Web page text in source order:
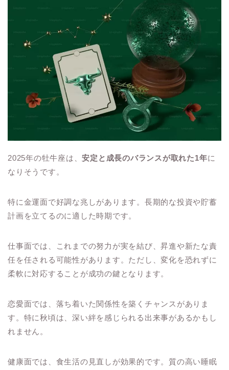
2025年の牡牛座は、安定と成長のバランスが取れた1年に
なりそうです。
特に金運面で好調な兆しがあります。長期的な投資や貯蓄
計画を立てるのに適した時期です。
仕事面では、これまでの努力が実を結び、昇進や新たな責
任を任される可能性があります。ただし、変化を恐れずに
柔軟に対応することが成功の鍵となります。
恋愛面では、落ち着いた関係性を築くチャンスがありま
す。特に秋頃は、深い絆を感じられる出来事があるかもし
れません。
健康面では、食生活の見直しが効果的です。質の高い睡眠